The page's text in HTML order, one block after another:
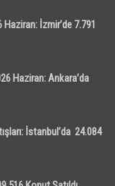
İzmir’de 7.791
Haziran: Ankara’da
İstanbul’da 24.084